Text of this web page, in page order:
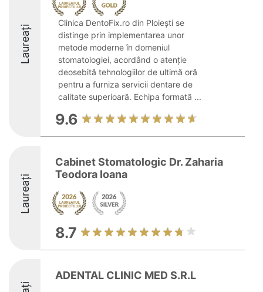
Laureați
Clinica DentoFix.ro din Ploiești se
distinge prin implementarea unor
metode moderne în domeniul
stomatologiei, acordând o atenție
deosebită tehnologiilor de ultimă oră
pentru a furniza servicii dentare de
calitate superioară. Echipa formată ...
9.6
Laureați
Cabinet Stomatologic Dr. Zaharia
Teodora Ioana
8.7
ADENTAL CLINIC MED S.R.L